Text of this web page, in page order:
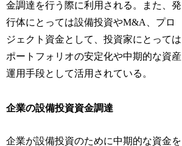
金調達を行う際に利用される。また、発
行体にとっては設備投資やM&A、プロ
ジェクト資金として、投資家にとっては
ポートフォリオの安定化や中期的な資産
運用手段として活用されている。
企業の設備投資資金調達
企業が設備投資のために中期的な資金を